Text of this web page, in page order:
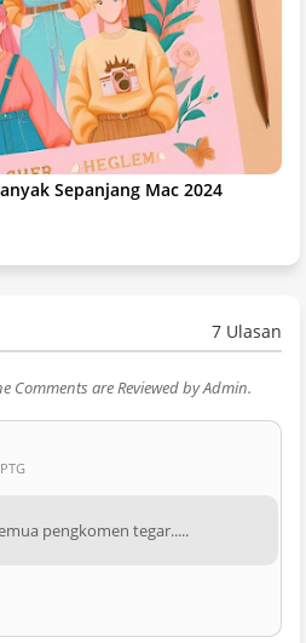
Sepanjang Mac 2024
7 Ulasan
Comments are Reviewed by Admin.
pengkomen tegar.....